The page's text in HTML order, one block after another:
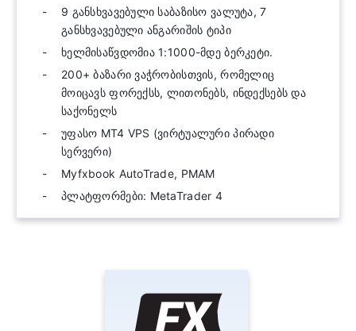
9 განსხვავებული საბაზისო ვალუტა, 7
განსხვავებული ანგარიშის ტიპი
ხელმისაწვდომია 1:1000-მდე ბერკეტი.
200+ ბაზარი ვაჭრობისთვის, რომელიც
მოიცავს ფორექსს, ლითონებს, ინდექსებს და
საქონელს
უფასო MT4 VPS (ვირტუალური პირადი
სერვერი)
Myfxbook AutoTrade, PMAM
პლატფორმები: MetaTrader 4